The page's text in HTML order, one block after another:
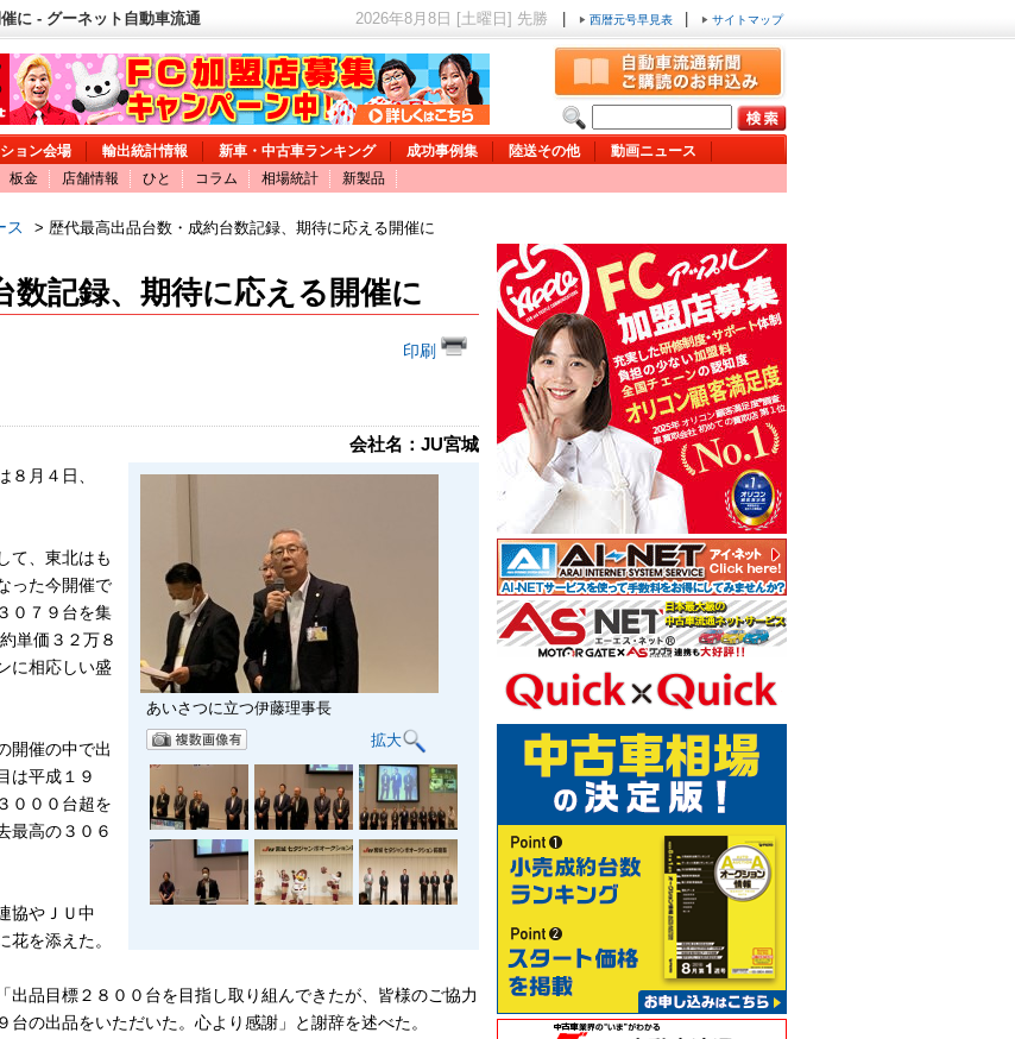
に - グーネット自動車流通 2026年8月8日 [土曜日] 先勝 西暦元号早見表 サイトマップ
ョン会場 輸出統計情報 新車・中古車ランキング 成功事例集 陸送その他
動画ニュース
板金 店舗情報 ひと コラム 相場統計 新製品
ス > 歴代最高出品台数・成約台数記録、期待に応える開催に
数記録、期待に応える開催に
印刷
会社名：JU宮城
あいさつに立つ伊藤理事長
拡大
月４日、
て、東北はも
った今開催で
０７９台を集
単価３２万８
に相応しい盛
開催の中で出
は平成１９
０００台超を
最高の３０６
協やＪＵ中
を添えた。
品目標２８００台を目指し取り組んできたが、皆様のご協力
の出品をいただいた。心より感謝」と謝辞を述べた。